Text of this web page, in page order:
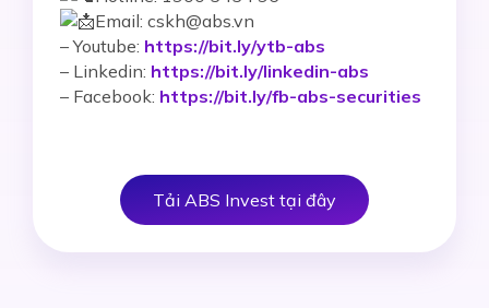
Email: cskh@abs.vn
–Youtube: https://bit.ly/ytb-abs
– Linkedin: https://bit.ly/linkedin-abs
– Facebook: https://bit.ly/fb-abs-securities
Tải ABS Invest tại đây